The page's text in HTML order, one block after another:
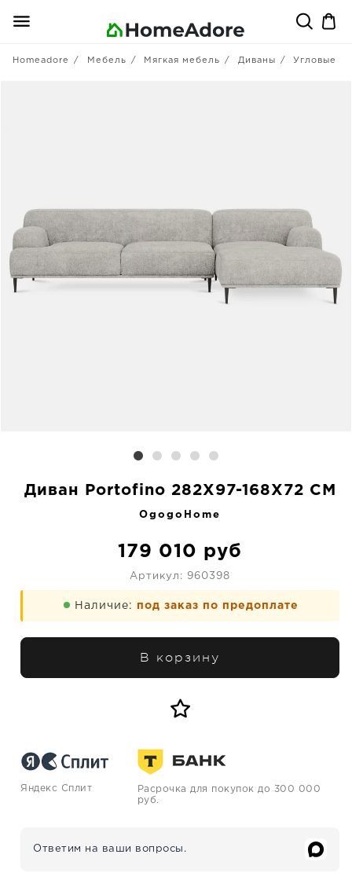
Homeadore Мебель Мягкая мебель Диваны Угловые
Диван Portofino 282X97-168X72 CM
OgogoHome
179 010 руб
Артикул: 960398
Наличие: под заказ по предоплате
В корзину
Яндекс Сплит
Расрочка для покупок до 300 000
руб.
Ответим на ваши вопросы.